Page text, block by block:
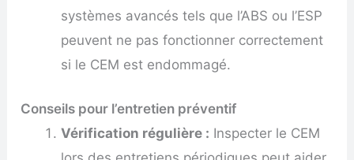
systèmes avancés tels que l’ABS ou l’ESP
peuvent ne pas fonctionner correctement
si le CEM est endommagé.
Conseils pour l’entretien préventif
Vérification régulière : Inspecter le CEM